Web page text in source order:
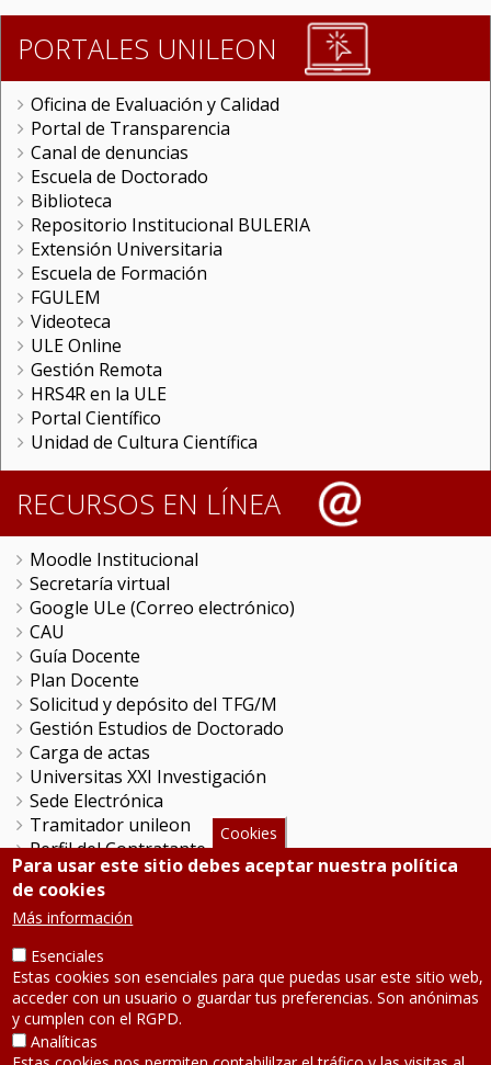
PORTALES UNILEON
Oficina de Evaluación y Calidad
Portal de Transparencia
Canal de denuncias
Escuela de Doctorado
Biblioteca
Repositorio Institucional BULERIA
Extensión Universitaria
Escuela de Formación
FGULEM
Videoteca
ULE Online
Gestión Remota
HRS4R en la ULE
Portal Científico
Unidad de Cultura Científica
RECURSOS EN LÍNEA
Moodle Institucional
Secretaría virtual
Google ULe (Correo electrónico)
CAU
Guía Docente
Plan Docente
Solicitud y depósito del TFG/M
Gestión Estudios de Doctorado
Carga de actas
Universitas XXI Investigación
Sede Electrónica
Tramitador unileon
Perfil del Contratante
Portal del Empleado
Servicio de Informática y Comunicaciones
SÍGUENOS
Teléfono: 987 291 000
Cookies
Para usar este sitio debes aceptar nuestra política
de cookies
Más información
Esenciales
Estas cookies son esenciales para que puedas usar este sitio web,
acceder con un usuario o guardar tus preferencias. Son anónimas
y cumplen con el RGPD.
Analíticas